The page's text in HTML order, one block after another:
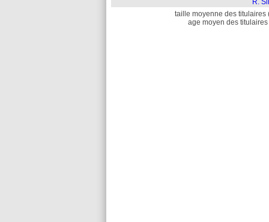
R.
taille moyenne des titulaires
age moyen des titulaires